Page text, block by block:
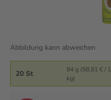
Abbildung kann abweichen
20 St
84 g (58,81 € / 1
kg)